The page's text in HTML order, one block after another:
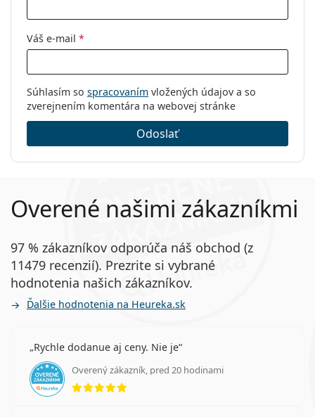
Váš e-mail *
Súhlasím so spracovaním vložených údajov a so
zverejnením komentára na webovej stránke
Odoslať
Overené našimi zákazníkmi
97 % zákazníkov odporúča náš obchod (z
11479 recenzií). Prezrite si vybrané
hodnotenia našich zákazníkov.
Ďalšie hodnotenia na Heureka.sk
Rychle dodanue aj ceny. Nie je
Overený zákazník, pred 20 hodinami
hodnotenie 5 z 5